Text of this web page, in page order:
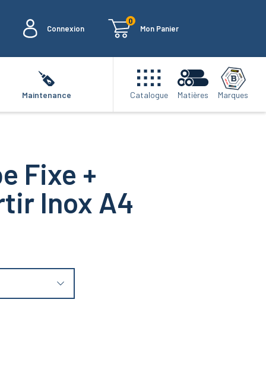
Connexion
0
Mon Panier
Maintenance Catalogue Matières Marques
Fixe +
Inox A4